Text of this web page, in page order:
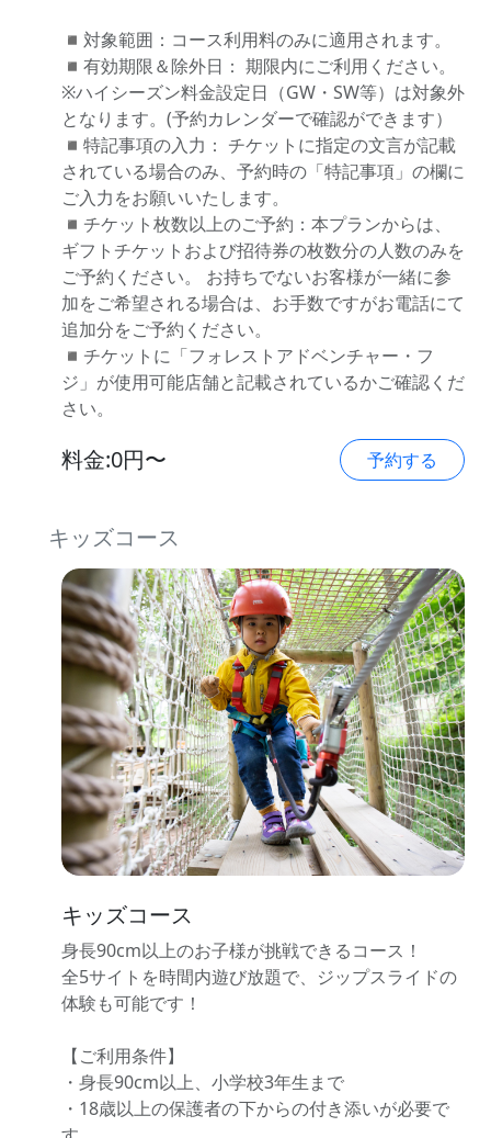
◾️対象範囲：コース利用料のみに適用されます。
◾️有効期限＆除外日： 期限内にご利用ください。
※ハイシーズン料金設定日（GW・SW等）は対象外
となります。(予約カレンダーで確認ができます）
◾️特記事項の入力： チケットに指定の文言が記載
されている場合のみ、予約時の「特記事項」の欄に
ご入力をお願いいたします。
◾️チケット枚数以上のご予約：本プランからは、
ギフトチケットおよび招待券の枚数分の人数のみを
ご予約ください。 お持ちでないお客様が一緒に参
加をご希望される場合は、お手数ですがお電話にて
追加分をご予約ください。
◾️チケットに「フォレストアドベンチャー・フ
ジ」が使用可能店舗と記載されているかご確認くだ
さい。
料金:0円〜 予約する
キッズコース
キッズコース
身長90cm以上のお子様が挑戦できるコース！
全5サイトを時間内遊び放題で、ジップスライドの
体験も可能です！
【ご利用条件】
・身長90cm以上、小学校3年生まで
・18歳以上の保護者の下からの付き添いが必要で